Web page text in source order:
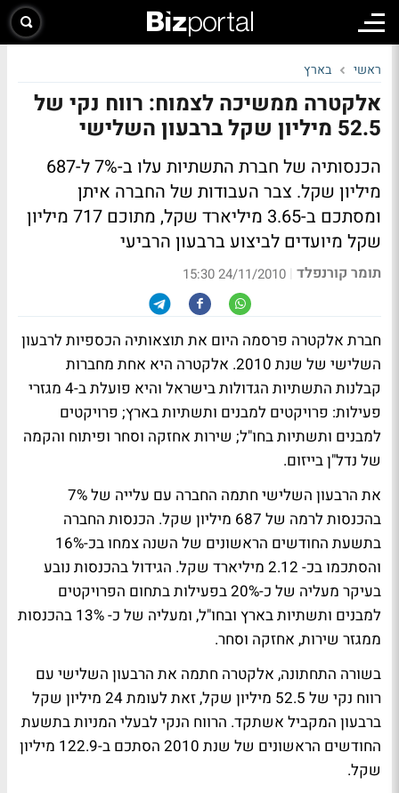
ראשי בארץ
אלקטרה ממשיכה לצמוח: רווח נקי של
52.5 מיליון שקל ברבעון השלישי
הכנסותיה של חברת התשתיות עלו ב-7% ל-687
מיליון שקל. צבר העבודות של החברה איתן
ומסתכם ב-3.65 מיליארד שקל, מתוכם 717 מיליון
שקל מיועדים לביצוע ברבעון הרביעי
תומר קורנפלד |
24/11/2010 15:30
חברת אלקטרה פרסמה היום את תוצאותיה הכספיות לרבעון
השלישי של שנת 2010. אלקטרה היא אחת מחברות
קבלנות התשתיות הגדולות בישראל והיא פועלת ב-4 מגזרי
פעילות: פרויקטים למבנים ותשתיות בארץ; פרויקטים
למבנים ותשתיות בחו"ל; שירות אחזקה וסחר ופיתוח והקמה
של נדל"ן בייזום.
את הרבעון השלישי חתמה החברה עם עלייה של 7%
בהכנסות לרמה של 687 מיליון שקל. הכנסות החברה
בתשעת החודשים הראשונים של השנה צמחו בכ-16%
והסתכמו בכ- 2.12 מיליארד שקל. הגידול בהכנסות נובע
בעיקר מעליה של כ-20% בפעילות בתחום הפרויקטים
למבנים ותשתיות בארץ ובחו"ל, ומעליה של כ- 13% בהכנסות
ממגזר שירות, אחזקה וסחר.
בשורה התחתונה, אלקטרה חתמה את הרבעון השלישי עם
רווח נקי של 52.5 מיליון שקל, זאת לעומת 24 מיליון שקל
ברבעון המקביל אשתקד. הרווח הנקי לבעלי המניות בתשעת
החודשים הראשונים של שנת 2010 הסתכם ב-122.9 מיליון
שקל.